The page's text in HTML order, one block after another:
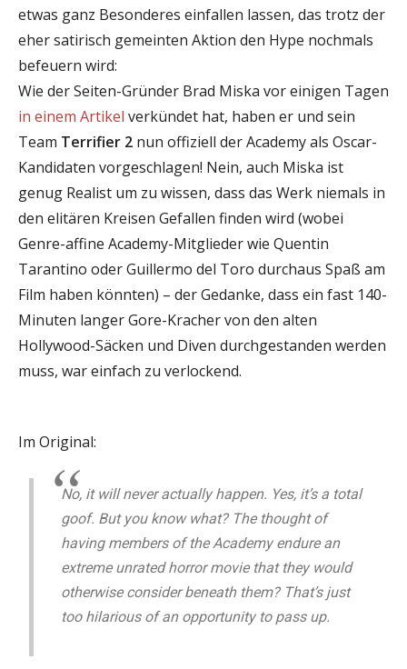
etwas ganz Besonderes einfallen lassen, das trotz der
eher satirisch gemeinten Aktion den Hype nochmals
befeuern wird:
Wie der Seiten-Gründer Brad Miska vor einigen Tagen
in einem Artikel verkündet hat, haben er und sein
Team Terrifier 2 nun offiziell der Academy als Oscar-
Kandidaten vorgeschlagen! Nein, auch Miska ist
genug Realist um zu wissen, dass das Werk niemals in
den elitären Kreisen Gefallen finden wird (wobei
Genre-affine Academy-Mitglieder wie Quentin
Tarantino oder Guillermo del Toro durchaus Spaß am
Film haben könnten) – der Gedanke, dass ein fast 140-
Minuten langer Gore-Kracher von den alten
Hollywood-Säcken und Diven durchgestanden werden
muss, war einfach zu verlockend.
Im Original:
No, it will never actually happen. Yes, it’s a total
goof. But you know what? The thought of
having members of the Academy endure an
extreme unrated horror movie that they would
otherwise consider beneath them? That’s just
too hilarious of an opportunity to pass up.